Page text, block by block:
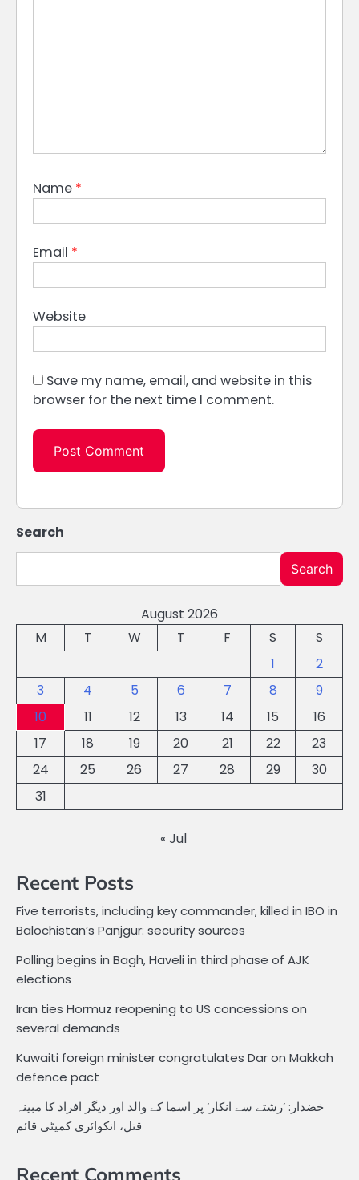
Name *
Email *
Website
Save my name, email, and website in this
browser for the next time I comment.
Search
Search
August 2026
M
T W T F S
S
1
2
3
4 5 6 7 8
9
10
11 12 13 14 15
16
17
18 19 20 21 22
23
24
25 26 27 28 29
30
31
« Jul
Recent Posts
Five terrorists, including key commander, killed in IBO in
Balochistan’s Panjgur: security sources
Polling begins in Bagh, Haveli in third phase of AJK
elections
Iran ties Hormuz reopening to US concessions on
several demands
Kuwaiti foreign minister congratulates Dar on Makkah
defence pact
خضدار: ’رشتے سے انکار‘ پر اسما کے والد اور دیگر افراد کا مبینہ
قتل، انکوائری کمیٹی قائم
Recent Comments